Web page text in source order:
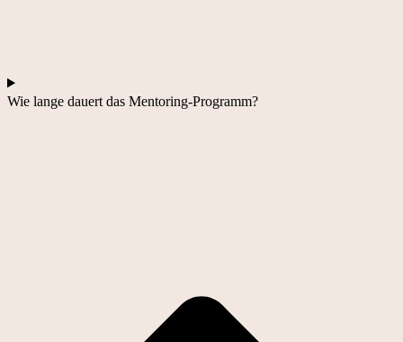
Wie lange dauert das Mentoring-Programm?